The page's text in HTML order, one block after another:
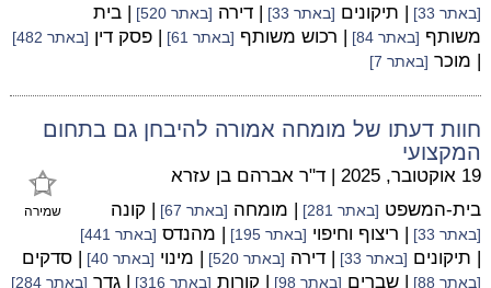
[באתר 33] | תיקונים [באתר 33] | דירה [באתר 520]
| בית
משותף [באתר 84] | רכוש משותף [באתר 61] | פסק דין [באתר 482]
| מוכר [באתר 7]
חוות דעתו של מומחה אמורה להיבחן גם בתחום
המקצועי
שמירה
19 אוקטובר, 2025 | ד"ר אברהם בן עזרא
בית-המשפט [באתר 281] | מומחה [באתר 67] | קונה
[באתר 33] | ריצוף וחיפוי [באתר 195] | מהנדס [באתר 441]
| תיקונים [באתר 33] | דירה [באתר 520] | מינוי [באתר 40] | סדקים
[באתר 88] | שברים [באתר 98] | קורות [באתר 316] | גדר [באתר 284]